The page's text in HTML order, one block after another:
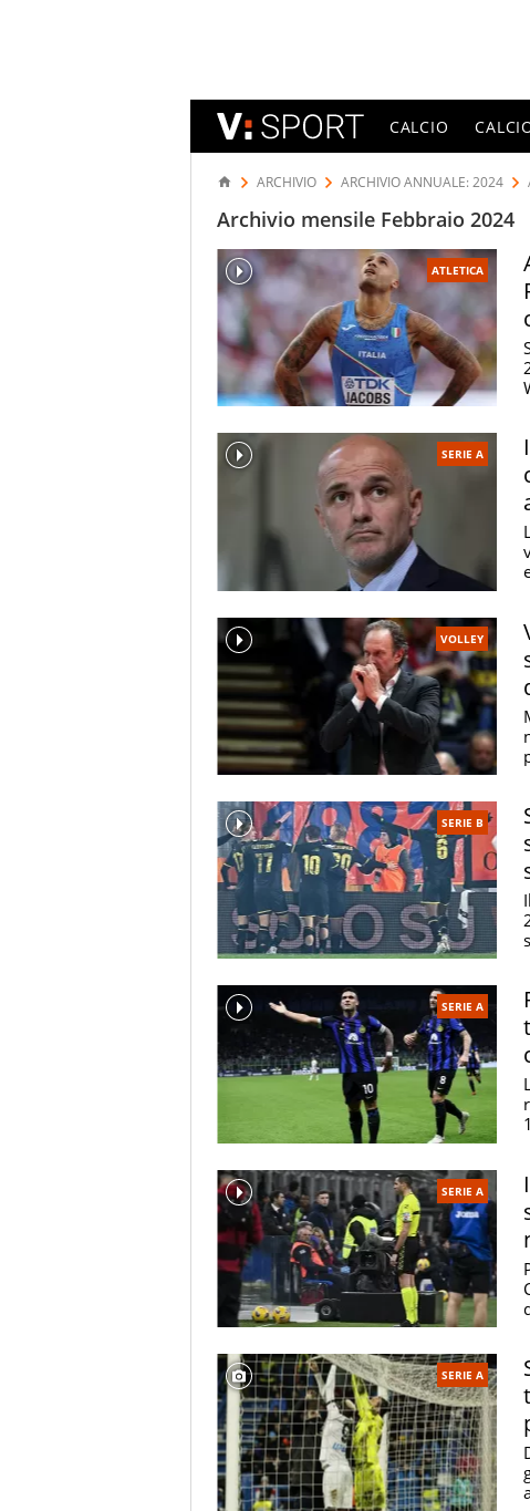
CALCIO
ARCHIVIO ARCHIVIO ANNUALE: 2024
Archivio mensile Febbraio 2024
ATLETICA
SERIE A
VOLLEY
SERIE B
SERIE A
SERIE A
SERIE A